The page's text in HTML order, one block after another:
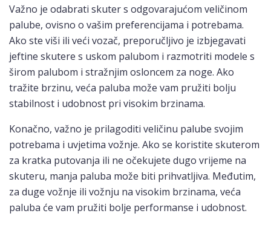
Važno je odabrati skuter s odgovarajućom veličinom
palube, ovisno o vašim preferencijama i potrebama.
Ako ste viši ili veći vozač, preporučljivo je izbjegavati
jeftine skutere s uskom palubom i razmotriti modele s
širom palubom i stražnjim osloncem za noge. Ako
tražite brzinu, veća paluba može vam pružiti bolju
stabilnost i udobnost pri visokim brzinama.
Konačno, važno je prilagoditi veličinu palube svojim
potrebama i uvjetima vožnje. Ako se koristite skuterom
za kratka putovanja ili ne očekujete dugo vrijeme na
skuteru, manja paluba može biti prihvatljiva. Međutim,
za duge vožnje ili vožnju na visokim brzinama, veća
paluba će vam pružiti bolje performanse i udobnost.